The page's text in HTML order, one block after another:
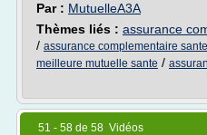
Par : MutuelleA3A
Thèmes liés : assurance
/ assurance complementaire
meilleure mutuelle sante /
51 - 58 de 58 Vidéos